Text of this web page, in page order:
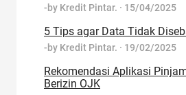
-by Kredit Pintar. · 15/04/2025
5 Tips agar Data Tidak
-by Kredit Pintar. · 19/02/2025
Rekomendasi Aplikasi
Berizin OJK